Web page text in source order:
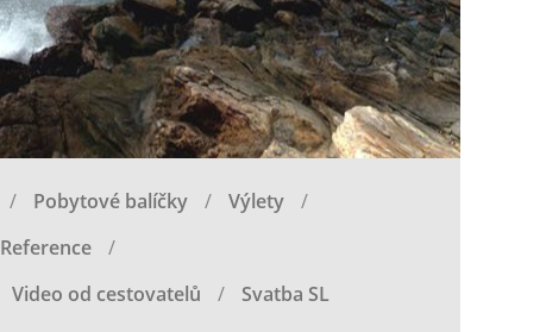
Pobytové balíčky
Výlety
Reference
Video od cestovatelů Svatba SL